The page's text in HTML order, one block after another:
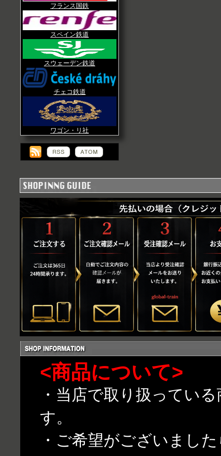
フランス国鉄
スペイン鉄道
スウェーデン鉄道
チェコ鉄道
ワゴン・リ社
<商品について>
・当店で取り扱ってい
す。
・ご希望がございまし